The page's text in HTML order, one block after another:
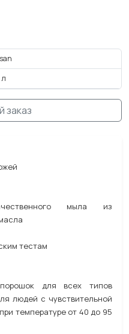
заказ
мыла из
тестам
для всех типов
людей с чувствительной
температуре от 40 до 95